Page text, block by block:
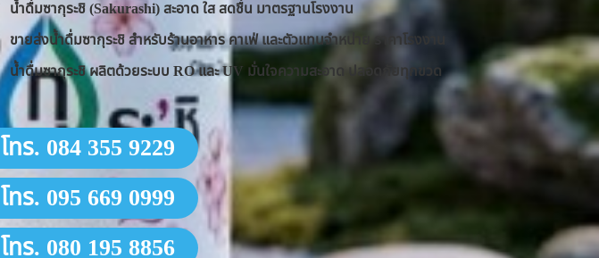
น้ำดื่มซากุระชิ (Sakurashi) สะอาด ใส สดชื่น มาตรฐานโรงงาน
ขายส่งน้ำดื่มซากุระชิ สำหรับร้านอาหาร คาเฟ่ และตัวแทนจำหน่าย ราคาโรงงาน
น้ำดื่มซากุระชิ ผลิตด้วยระบบ RO และ UV มั่นใจความสะอาด ปลอดภัยทุกขวด
โทร. 084 355 9229
โทร. 095 669 0999
โทร. 080 195 8856